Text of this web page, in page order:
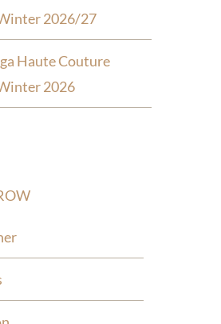
2026/27
Haute Couture
2026